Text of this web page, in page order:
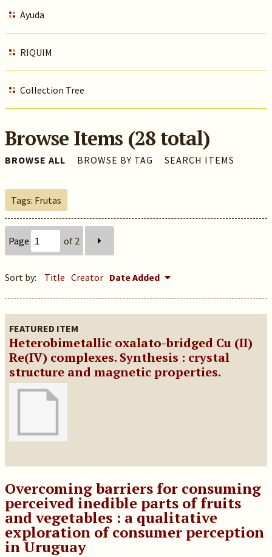
Ayuda
RIQUIM
Collection Tree
Browse Items (28 total)
BROWSE ALL BROWSE BY TAG SEARCH ITEMS
Tags: Frutas
Page of 2
Sort by: Title Creator Date Added
FEATURED ITEM
Heterobimetallic oxalato-bridged Cu (II)
Re(IV) complexes. Synthesis : crystal
structure and magnetic properties.
Overcoming barriers for consuming
perceived inedible parts of fruits
and vegetables : a qualitative
exploration of consumer perception
in Uruguay